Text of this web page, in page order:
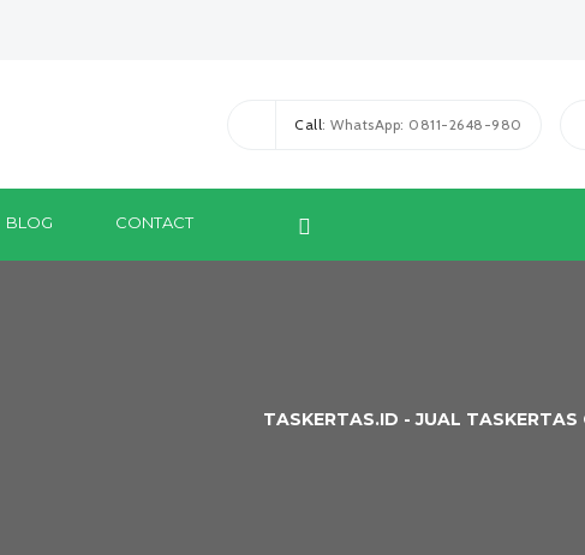
Call: WhatsApp: 0811-2648-980
BLOG CONTACT
TASKERTAS.ID - JUAL TASKERTAS